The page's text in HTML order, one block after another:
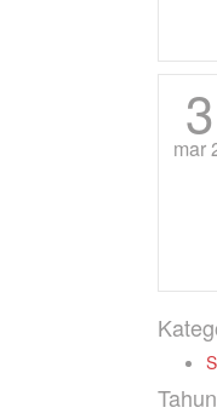
mar
Tahun